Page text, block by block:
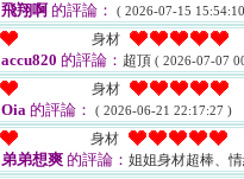
飛翔啊 的評論： ( 2026-07-15
身材
accu820 的評論： 超頂 ( 2026-07-07
身材
Oia 的評論： ( 2026-06-21 22:17:27 )
身材
弟弟想爽 的評論： 姐姐身材超棒、